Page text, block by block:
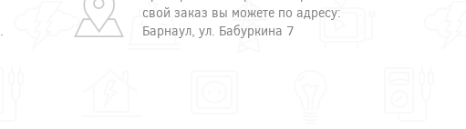
свой заказ вы можете по адресу:
Барнаул, ул. Бабуркина 7